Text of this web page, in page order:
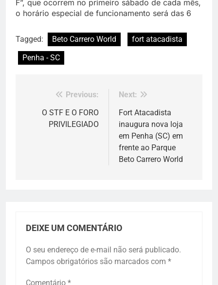
F”, que ocorrem no primeiro sábado de cada mês,
o horário especial de funcionamento será das 6
Tagged: Beto Carrero World
fort atacadista
Penha - SC
Navegação
Previous:
O STF E O FORO
PRIVILEGIADO
Next:
Fort Atacadista
inaugura nova loja
em Penha (SC) em
frente ao Parque
Beto Carrero World
DEIXE UM COMENTÁRIO
O seu endereço de e-mail não será publicado.
Campos obrigatórios são marcados com *
Comentário *